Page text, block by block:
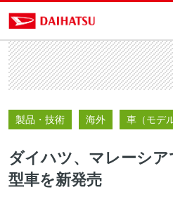
製品・技術 海外 車（モデル
ダイハツ、マレーシ
型車を新発売